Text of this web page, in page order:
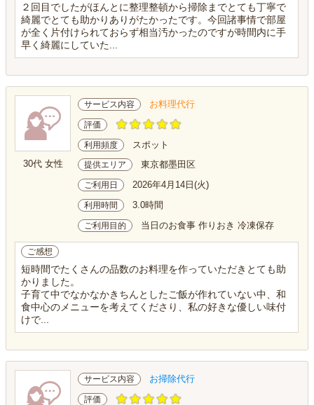
２回目でしたがほんとに整理整頓から掃除までとても丁寧で
綺麗でとても助かりありがたかったです。今回諸事情で部屋
が全く片付けられておらず相当汚かったのですが時間内に手
早く綺麗にしていた...
30代 女性
サービス内容 お料理代行
評価
利用頻度 スポット
提供エリア 東京都墨田区
ご利用日 2026年4月14日(火)
利用時間 3.0時間
ご利用目的 当日のお食事 作りおき 冷凍保存
ご感想
短時間でたくさんの品数のお料理を作っていただきとても助
かりました。
子育て中でなかなかきちんとしたご飯が作れていない中、和
食中心のメニューを考えてくださり、私の好きな優しい味付
けで...
サービス内容 お掃除代行
評価